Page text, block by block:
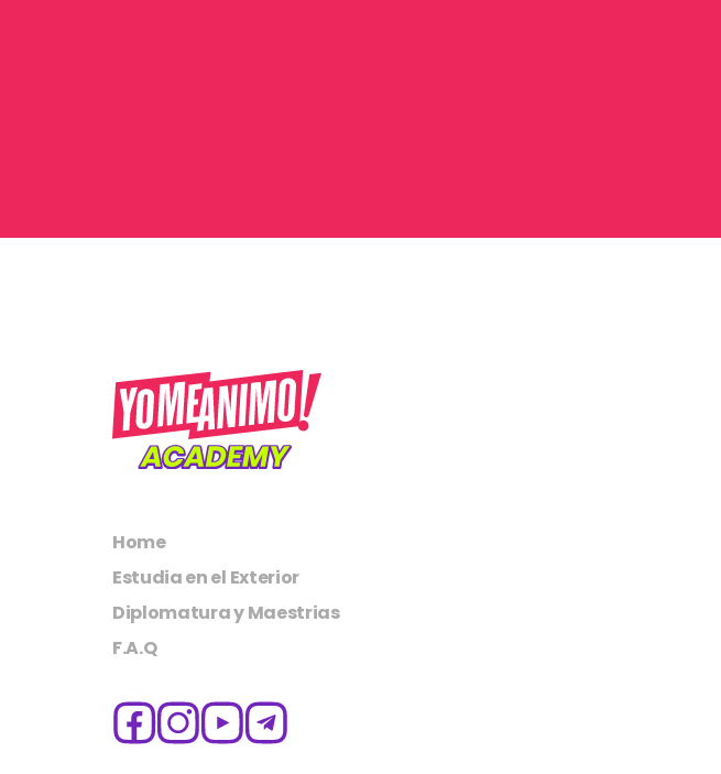
Home
Estudia en el Exterior
Diplomatura y Maestrias
F.A.Q